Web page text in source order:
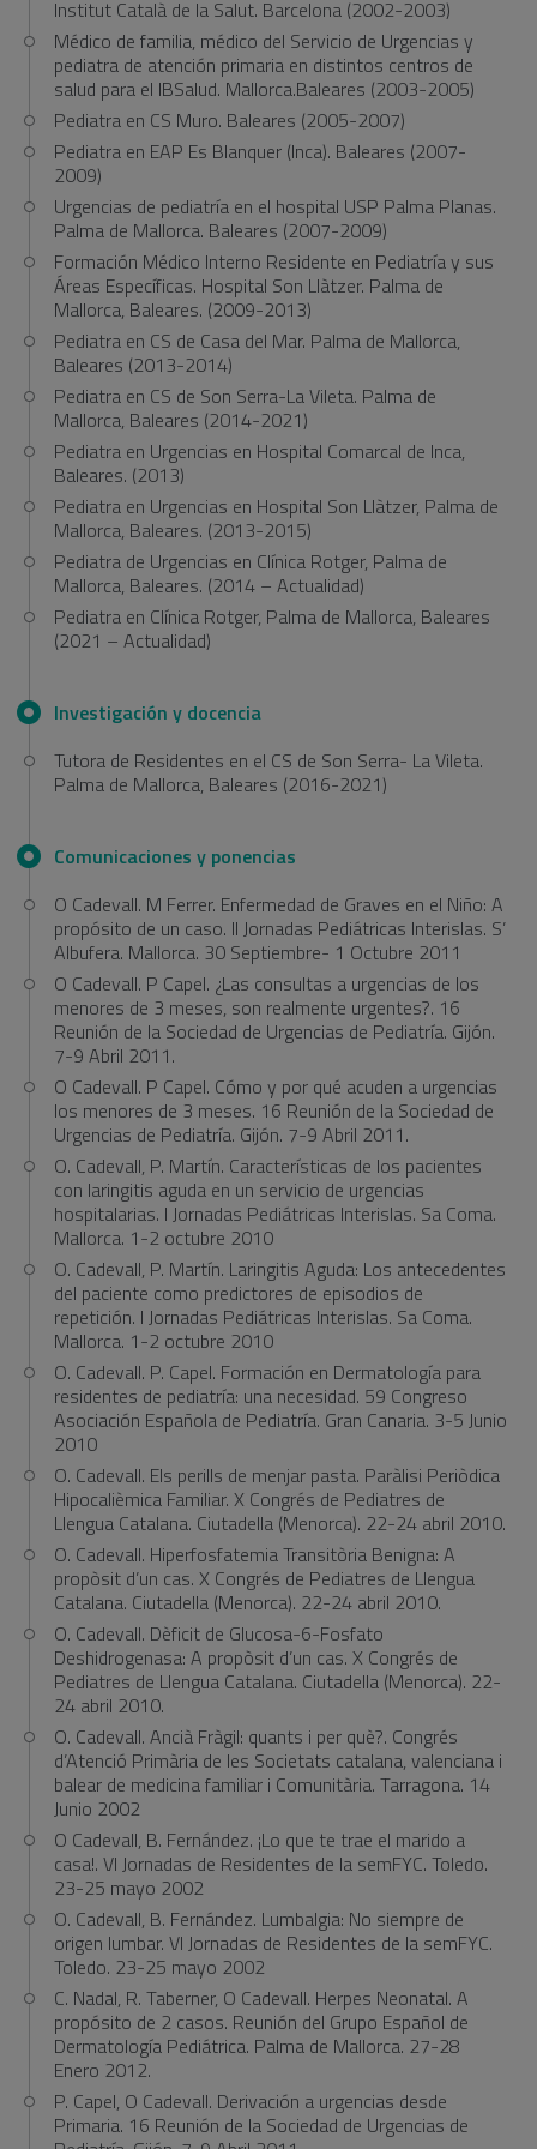
Institut Català de la Salut. Barcelona (2002-2003)
Médico de familia, médico del Servicio de Urgencias y
pediatra de atención primaria en distintos centros de
salud para el IBSalud. Mallorca.Baleares (2003-2005)
Pediatra en CS Muro. Baleares (2005-2007)
Pediatra en EAP Es Blanquer (Inca). Baleares (2007-
2009)
Urgencias de pediatría en el hospital USP Palma Planas.
Palma de Mallorca. Baleares (2007-2009)
Formación Médico Interno Residente en Pediatría y sus
Áreas Específicas. Hospital Son Llàtzer. Palma de
Mallorca, Baleares. (2009-2013)
Pediatra en CS de Casa del Mar. Palma de Mallorca,
Baleares (2013-2014)
Pediatra en CS de Son Serra-La Vileta. Palma de
Mallorca, Baleares (2014-2021)
Pediatra en Urgencias en Hospital Comarcal de Inca,
Baleares. (2013)
Pediatra en Urgencias en Hospital Son Llàtzer, Palma de
Mallorca, Baleares. (2013-2015)
Pediatra de Urgencias en Clínica Rotger, Palma de
Mallorca, Baleares. (2014 – Actualidad)
Pediatra en Clínica Rotger, Palma de Mallorca, Baleares
(2021 – Actualidad)
Investigación y docencia
Tutora de Residentes en el CS de Son Serra- La Vileta.
Palma de Mallorca, Baleares (2016-2021)
Comunicaciones y ponencias
O Cadevall. M Ferrer. Enfermedad de Graves en el Niño: A
propósito de un caso. II Jornadas Pediátricas Interislas. S’
Albufera. Mallorca. 30 Septiembre- 1 Octubre 2011
O Cadevall. P Capel. ¿Las consultas a urgencias de los
menores de 3 meses, son realmente urgentes?. 16
Reunión de la Sociedad de Urgencias de Pediatría. Gijón.
7-9 Abril 2011.
O Cadevall. P Capel. Cómo y por qué acuden a urgencias
los menores de 3 meses. 16 Reunión de la Sociedad de
Urgencias de Pediatría. Gijón. 7-9 Abril 2011.
O. Cadevall, P. Martín. Características de los pacientes
con laringitis aguda en un servicio de urgencias
hospitalarias. I Jornadas Pediátricas Interislas. Sa Coma.
Mallorca. 1-2 octubre 2010
O. Cadevall, P. Martín. Laringitis Aguda: Los antecedentes
del paciente como predictores de episodios de
repetición. I Jornadas Pediátricas Interislas. Sa Coma.
Mallorca. 1-2 octubre 2010
O. Cadevall. P. Capel. Formación en Dermatología para
residentes de pediatría: una necesidad. 59 Congreso
Asociación Española de Pediatría. Gran Canaria. 3-5 Junio
2010
O. Cadevall. Els perills de menjar pasta. Paràlisi Periòdica
Hipocalièmica Familiar. X Congrés de Pediatres de
Llengua Catalana. Ciutadella (Menorca). 22-24 abril 2010.
O. Cadevall. Hiperfosfatemia Transitòria Benigna: A
propòsit d’un cas. X Congrés de Pediatres de Llengua
Catalana. Ciutadella (Menorca). 22-24 abril 2010.
O. Cadevall. Dèficit de Glucosa-6-Fosfato
Deshidrogenasa: A propòsit d’un cas. X Congrés de
Pediatres de Llengua Catalana. Ciutadella (Menorca). 22-
24 abril 2010.
O. Cadevall. Ancià Fràgil: quants i per què?. Congrés
d’Atenció Primària de les Societats catalana, valenciana i
balear de medicina familiar i Comunitària. Tarragona. 14
Junio 2002
O Cadevall, B. Fernández. ¡Lo que te trae el marido a
casa!. VI Jornadas de Residentes de la semFYC. Toledo.
23-25 mayo 2002
O. Cadevall, B. Fernández. Lumbalgia: No siempre de
origen lumbar. VI Jornadas de Residentes de la semFYC.
Toledo. 23-25 mayo 2002
C. Nadal, R. Taberner, O Cadevall. Herpes Neonatal. A
propósito de 2 casos. Reunión del Grupo Español de
Dermatología Pediátrica. Palma de Mallorca. 27-28
Enero 2012.
P. Capel, O Cadevall. Derivación a urgencias desde
Primaria. 16 Reunión de la Sociedad de Urgencias de